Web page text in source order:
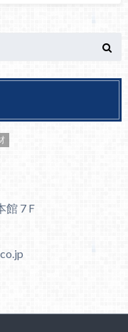
館 7Ｆ